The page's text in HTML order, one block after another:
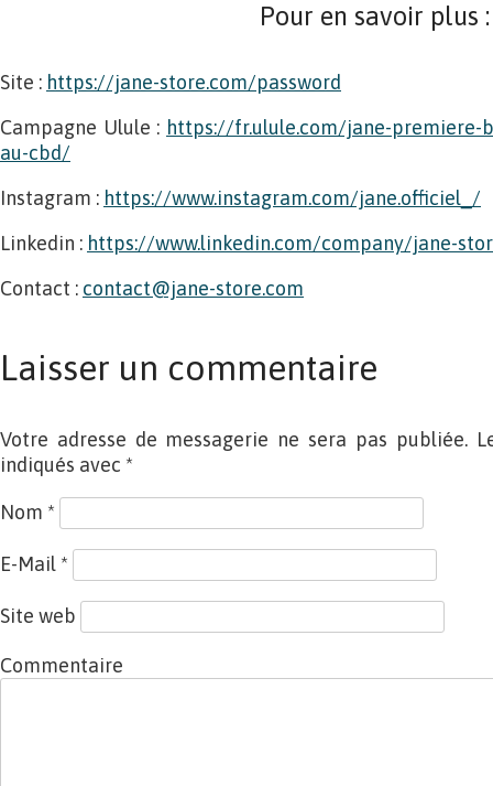
Pour en savoir plus :
Site : https://jane-store.com/password
Campagne Ulule : https://fr.ulule.com/jane-premiere-
au-cbd/
Instagram : https://www.instagram.com/jane.officiel_/
Linkedin : https://www.linkedin.com/company/jane-
Contact : contact@jane-store.com
Laisser un commentaire
Votre adresse de messagerie ne sera pas publiée.
indiqués avec *
Nom *
E-Mail *
Site web
Commentaire